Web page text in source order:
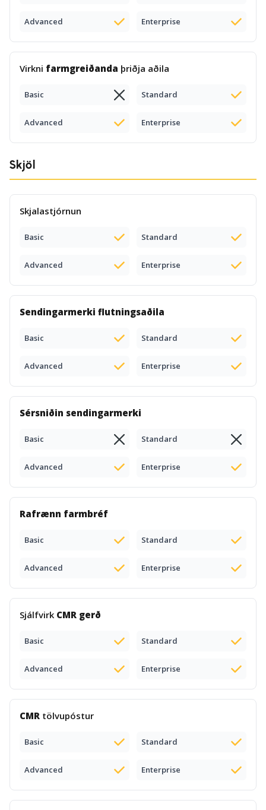
Advanced Enterprise
Virkni farmgreiðanda þriðja aðila
Basic Standard
Advanced Enterprise
Skjöl
Skjalastjórnun
Basic Standard
Advanced Enterprise
Sendingarmerki flutningsaðila
Basic Standard
Advanced Enterprise
Sérsniðin sendingarmerki
Basic Standard
Advanced Enterprise
Rafrænn farmbréf
Basic Standard
Advanced Enterprise
Sjálfvirk CMR gerð
Basic Standard
Advanced Enterprise
CMR tölvupóstur
Basic Standard
Advanced Enterprise